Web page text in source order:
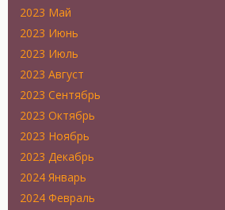
2023 Май
2023 Июнь
2023 Июль
2023 Август
2023 Сентябрь
2023 Октябрь
2023 Ноябрь
2023 Декабрь
2024 Январь
2024 Февраль